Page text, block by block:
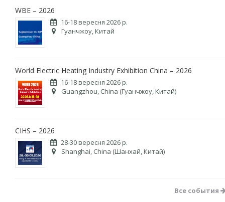
WBE – 2026
16-18 вересня 2026 р.
Гуанчжоу, Китай
World Electric Heating Industry Exhibition China – 2026
16-18 вересня 2026 р.
Guangzhou, China (Гуанчжоу, Китай)
CIHS – 2026
28-30 вересня 2026 р.
Shanghai, China (Шанхай, Китай)
Все события